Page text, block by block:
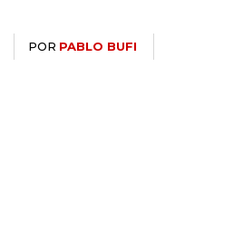
POR PABLO BUFI